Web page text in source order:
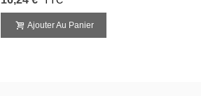
Ajouter Au Panier